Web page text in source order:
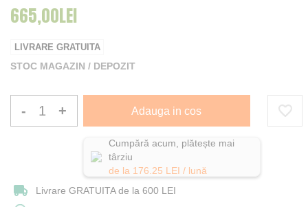
665,00LEI
STOC MAGAZIN / DEPOZIT
LIVRARE GRATUITA
- + Adauga in cos
Cumpără acum, plătește mai
târziu
de la 176.25 LEI / lună
Livrare GRATUITA de la 600 LEI